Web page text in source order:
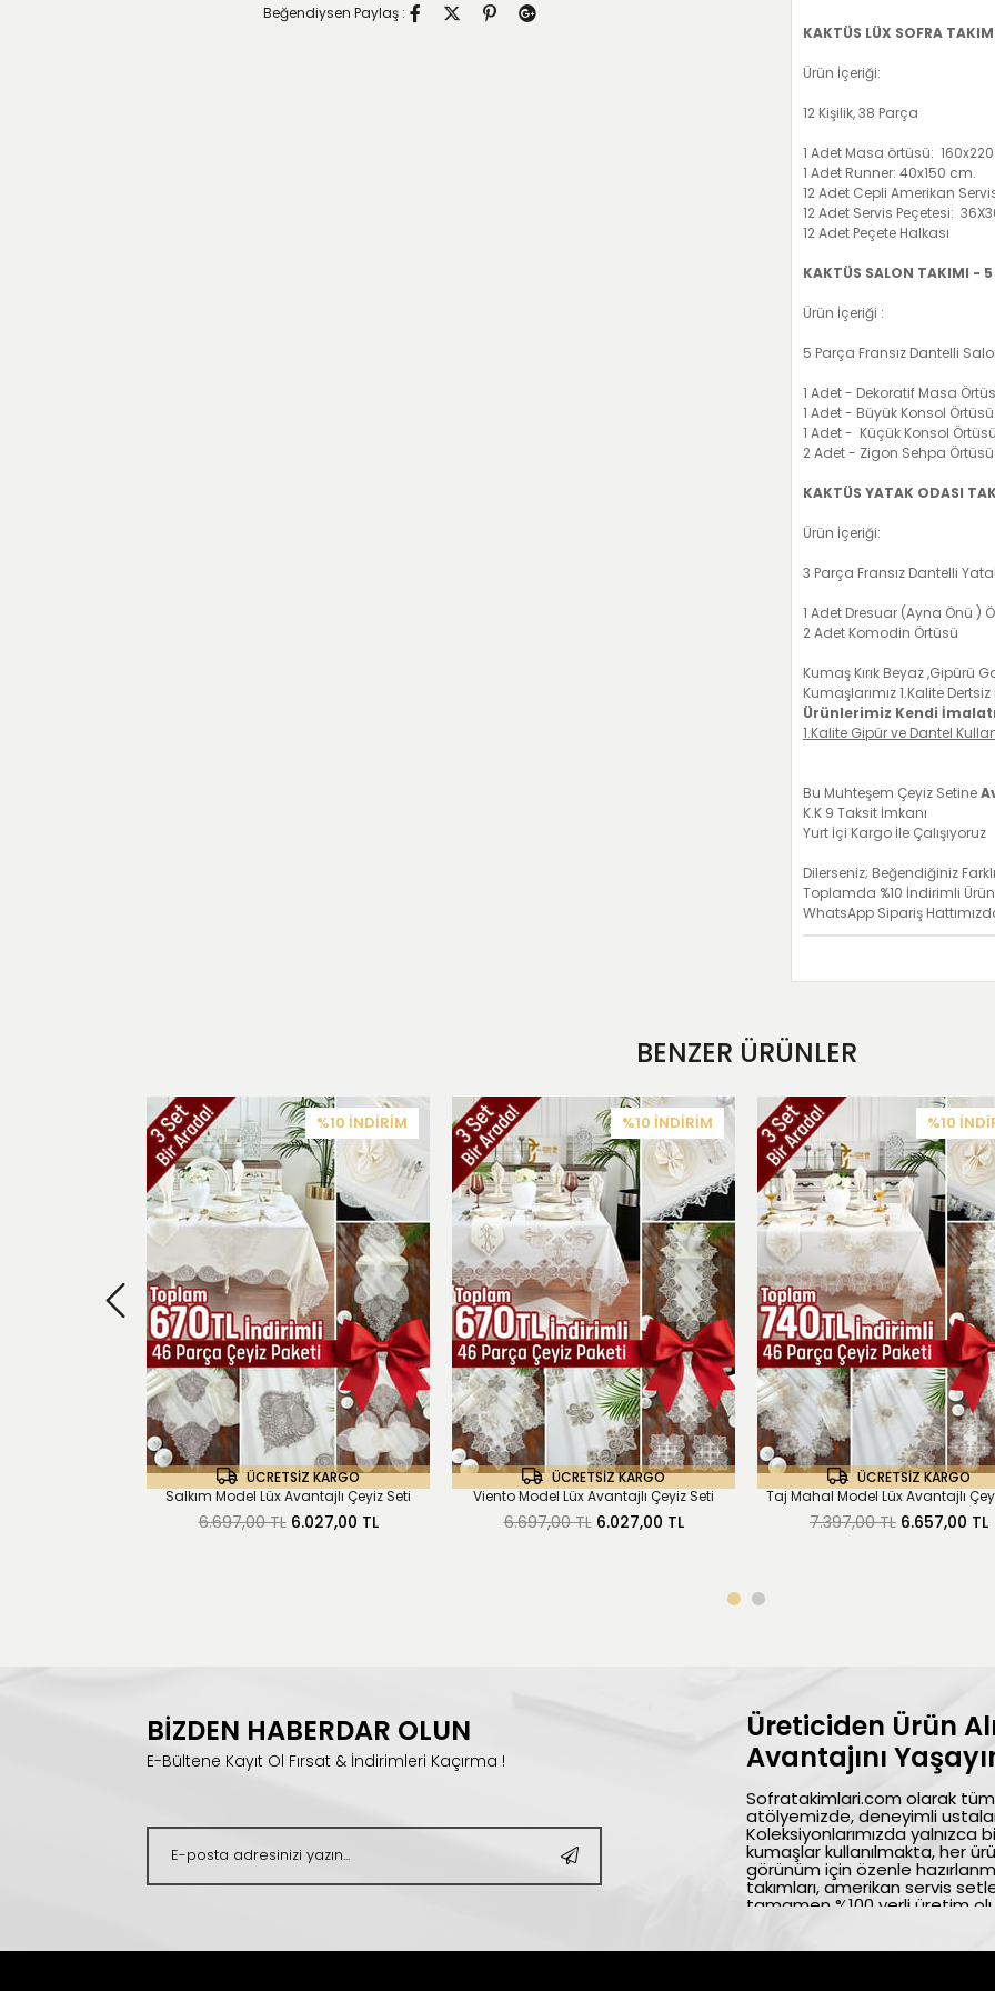
Beğendiysen Paylaş :
KAKTÜS LÜX SOFRA
Ürün İçeriği:
12 Kişilik, 38 Parça
1 Adet Masa örtüsü:
1 Adet Runner: 40x150 cm.
12 Adet Cepli Amerikan
12 Adet Servis Peçetesi:
12 Adet Peçete Halkası
KAKTÜS SALON TAKIMI - 5
Ürün İçeriği :
5 Parça Fransız Dantelli
1 Adet - Dekoratif Masa
1 Adet - Büyük Konsol Örtüsü
1 Adet - Küçük Konsol Örtüsü
2 Adet - Zigon Sehpa Örtüsü
KAKTÜS YATAK ODASI
Ürün İçeriği:
3 Parça Fransız Dantelli
1 Adet Dresuar (Ayna Önü )
2 Adet Komodin Örtüsü
Kumaş Kırık Beyaz ,Gipürü
Kumaşlarımız 1.Kalite
Ürünlerimiz Kendi
1.Kalite Gipür ve Dantel
Bu Muhteşem Çeyiz Setine
K.K 9 Taksit İmkanı
Yurt İçi Kargo İle Çalışıyoruz
Dilerseniz; Beğendiğiniz
Toplamda %10 İndirimli
WhatsApp Sipariş
BENZER ÜRÜNLER
Salkım Model Lüx Avantajlı Çeyiz Seti
6.027,00 TL
6.697,00 TL
%10 İNDIRIM
ÜCRETSIZ KARGO
Viento Model Lüx Avantajlı Çeyiz Seti
6.027,00 TL
6.697,00 TL
%10 İNDIRIM
ÜCRETSIZ KARGO
Taj Mahal Model Lüx Avantajlı
6.657,00 TL
7.397,00 TL
%10
ÜCRETSIZ KARGO
BİZDEN HABERDAR OLUN
E-Bültene Kayıt Ol Fırsat & İndirimleri Kaçırma !
Üreticiden Ürün
Avantajını
Sofratakimlari.com olarak
atölyemizde, deneyimli
Koleksiyonlarımızda
kumaşlar kullanılmakta, her
görünüm için özenle
takımları, amerikan servis
tamamen %100 yerli üretim
katmaya devam ediyoruz.